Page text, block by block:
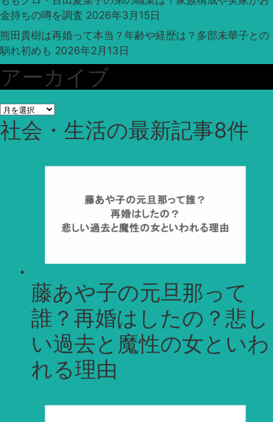
金持ちの噂を調査 2026年3月15日
熊田貴樹は再婚って本当？年齢や経歴は？多部未華子との
馴れ初めも 2026年2月13日
アーカイブ
ア
ー
カ
社会・生活の最新記事8件
藤あや子の元旦那って
誰？再婚はしたの？悲し
い過去と魔性の女といわ
れる理由